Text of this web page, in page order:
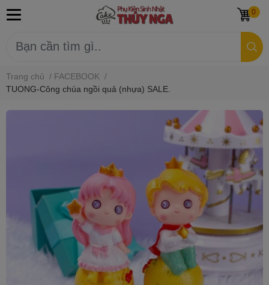
0
Trang chủ / FACEBOOK /
TUONG-Công chúa ngồi quả (nhựa) SALE.